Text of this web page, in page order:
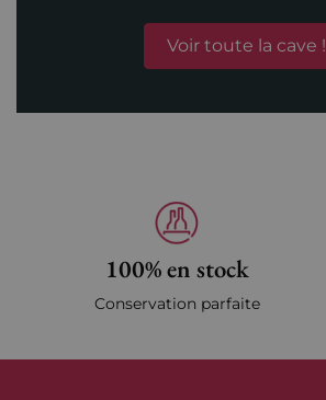
Voir toute la cave !
100% en stock
Conservation parfaite